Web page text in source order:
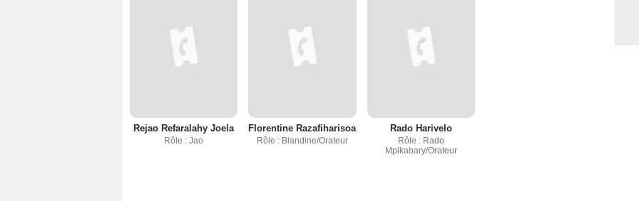
Rejao Refaralahy Joela
Rôle : Jao
Florentine Razafiharisoa
Rôle : Blandine/Orateur
Rado Harivelo
Rôle : Rado
Mpikabary/Orateur